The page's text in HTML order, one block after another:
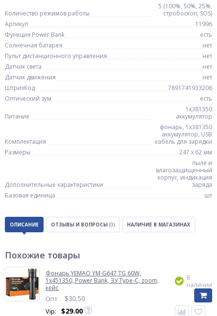
Количество режимов работы
5 (100%, 50%, 25%,
стробоскоп, SOS)
Артикул
11996
Функция Power Bank
есть
Солнечная батарея
нет
Пульт дистанционного управления
нет
Датчик света
нет
Датчик движения
нет
ШтрихКод
7891741933206
Оптический зум
есть
Питание
1x381350
аккумулятор
Комплектация
фонарь, 1x381350
аккумулятор, USB
кабель для зарядки
Размеры
247 х 62 мм
Дополнительные характеристики
пыле и
влагозащищенный
корпус, индикация
заряда
Базовая единица
шт
ОПИСАНИЕ ОТЗЫВЫ И ВОПРОСЫ (0) НАЛИЧИЕ В МАГАЗИНАХ
Похожие товары
Фонарь YEMAO YM-G647 TG 60W,
1x451350, Power Bank, ЗУ Type-C, zoom,
кейс
Опт $30.50
Vip: $29.00
В
наличии